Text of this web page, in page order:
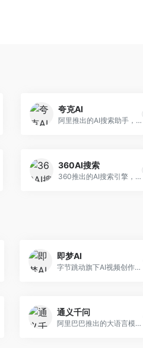
夸克AI
阿里推出的AI搜索助手，整合搜索与AI功能。面向年轻用户，提供智能搜索、文档处理、学习辅助等服务，与夸克生态深度整合。
360AI搜索
360推出的AI搜索引擎，专注于安全智能搜索。面向普通用户，提供智能问答、网页搜索、内容整理等服务，安全防护能力强。
即梦AI
字节跳动旗下AI视频创作平台，支持多模态内容生成。面向内容创作者和营销人员，提供文生视频、图生视频、智能剪辑等功能，中文理解能力强，创作效率高。
通义千问
阿里巴巴推出的大语言模型平台，提供对话问答、文档处理、图像理解、代码编写等全方位AI服务。面向企业用户和个人开发者，集成阿里云生态，支持多模态交互，企业级安全保障。